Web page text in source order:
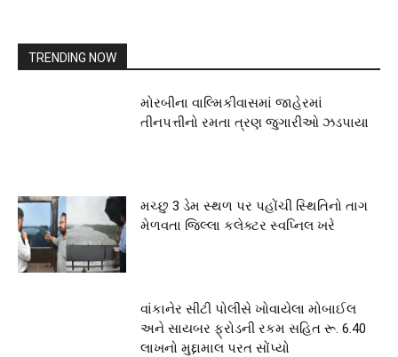
TRENDING NOW
મોરબીના વાલ્મિકીવાસમાં જાહેરમાં
તીનપત્તીનો રમતા ત્રણ જુગારીઓ ઝડપાયા
મચ્છુ 3 ડેમ સ્થળ પર પહોંચી સ્થિતિનો તાગ
મેળવતા જિલ્લા કલેક્ટર સ્વપ્નિલ ખરે
વાંકાનેર સીટી પોલીસે ખોવાયેલા મોબાઈલ
અને સાયબર ફ્રોડની રકમ સહિત રૂ. 6.40
લાખનો મુદ્દામાલ પરત સોંપ્યો